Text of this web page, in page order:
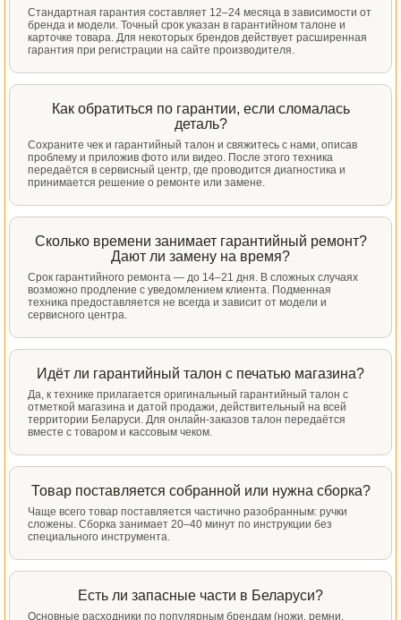
Стандартная гарантия составляет 12–24 месяца в зависимости от
бренда и модели. Точный срок указан в гарантийном талоне и
карточке товара. Для некоторых брендов действует расширенная
гарантия при регистрации на сайте производителя.
Как обратиться по гарантии, если сломалась
деталь?
Сохраните чек и гарантийный талон и свяжитесь с нами, описав
проблему и приложив фото или видео. После этого техника
передаётся в сервисный центр, где проводится диагностика и
принимается решение о ремонте или замене.
Сколько времени занимает гарантийный ремонт?
Дают ли замену на время?
Срок гарантийного ремонта — до 14–21 дня. В сложных случаях
возможно продление с уведомлением клиента. Подменная
техника предоставляется не всегда и зависит от модели и
сервисного центра.
Идёт ли гарантийный талон с печатью магазина?
Да, к технике прилагается оригинальный гарантийный талон с
отметкой магазина и датой продажи, действительный на всей
территории Беларуси. Для онлайн-заказов талон передаётся
вместе с товаром и кассовым чеком.
Товар поставляется собранной или нужна сборка?
Чаще всего товар поставляется частично разобранным: ручки
сложены. Сборка занимает 20–40 минут по инструкции без
специального инструмента.
Есть ли запасные части в Беларуси?
Основные расходники по популярным брендам (ножи, ремни,